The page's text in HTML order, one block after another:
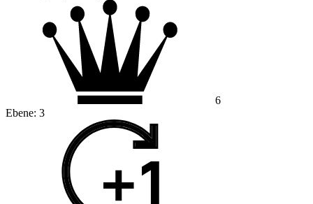
6
Ebene: 3